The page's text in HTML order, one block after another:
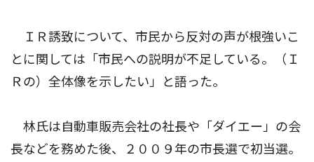
ＩＲ誘致について、市民から反対の声が根強いこ
とに関しては「市民への説明が不足している。（Ｉ
Ｒの）全体像を示したい」と語った。
林氏は自動車販売会社の社長や「ダイエー」の会
長などを務めた後、２００９年の市長選で初当選。